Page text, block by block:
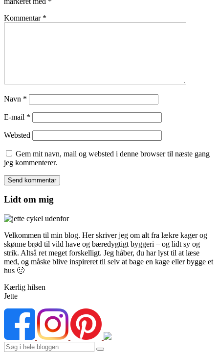
Kommentar *
Navn *
E-mail *
Websted
Gem mit navn, mail og websted i denne browser til næste gang
jeg kommenterer.
Lidt om mig
Velkommen til min blog. Her skriver jeg om alt fra lækre kager og
skønne brød til vild have og bæredygtigt byggeri – og lidt sy og
strik. Altså ret meget forskelligt. Jeg håber, du har lyst til at læse
med, og måske blive inspireret til selv at bage en kage eller bygge et
hus 🙂
Kærlig hilsen
Jette
Search